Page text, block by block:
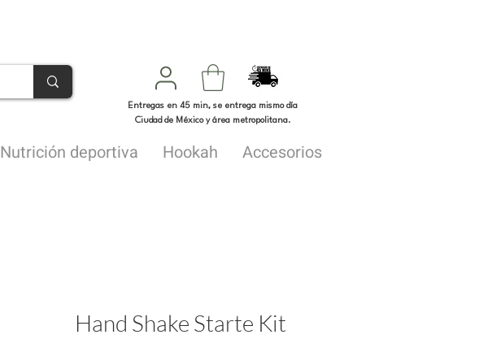
Entregas en 45 min, se entrega mismo día
Ciudad de México y área metropolitana.
Nutrición deportiva Hookah Accesorios
Hand Shake Starte Kit